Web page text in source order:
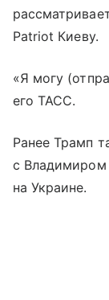
Patriot Киеву.
«Я могу
его ТАСС.
Ранее Трамп
с Владимиром
на Украине.